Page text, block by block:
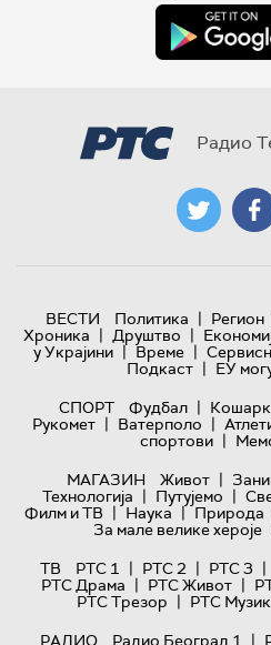
Радио
ВЕСТИ Политика | Регион
Хроника | Друштво |
у Украјини | Време |
Подкаст | ЕУ
СПОРТ
Фудбал |
Рукомет | Ватерполо |
спортови |
МАГАЗИН
Живот |
Технологијa | Путујемо |
Филм и ТВ | Наука | Природа
За мале велике хероје
ТВ
РТС 1 | РТС 2 | РТС 3 |
РТС Драма | РТС Живот |
РТС Трезор | РТС
РАДИО
Радио Београд 1 |